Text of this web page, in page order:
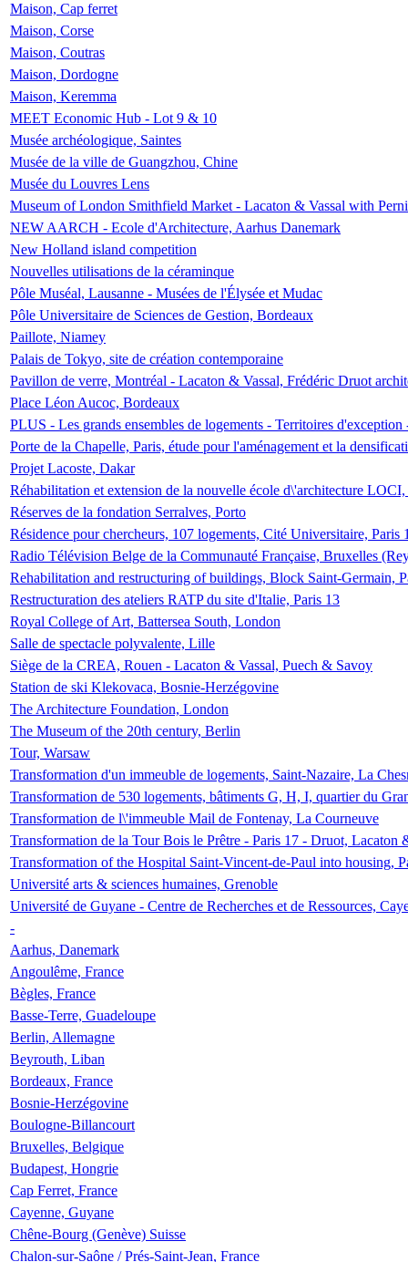
Maison, Cap ferret
Maison, Corse
Maison, Coutras
Maison, Dordogne
Maison, Keremma
MEET Economic Hub - Lot 9 & 10
Musée archéologique, Saintes
Musée de la ville de Guangzhou, Chine
Musée du Louvres Lens
Museum of London Smithfield Market - Lacaton & Vassal with
NEW AARCH - Ecole d'Architecture, Aarhus Danemark
New Holland island competition
Nouvelles utilisations de la céraminque
Pôle Muséal, Lausanne - Musées de l'Élysée et Mudac
Pôle Universitaire de Sciences de Gestion, Bordeaux
Paillote, Niamey
Palais de Tokyo, site de création contemporaine
Pavillon de verre, Montréal - Lacaton & Vassal, Frédéric Druot
Place Léon Aucoc, Bordeaux
PLUS - Les grands ensembles de logements - Territoires
Porte de la Chapelle, Paris, étude pour l'aménagement et la
Projet Lacoste, Dakar
Réhabilitation et extension de la nouvelle école d\'architecture
Réserves de la fondation Serralves, Porto
Résidence pour chercheurs, 107 logements, Cité Universitaire, Paris
Radio Télévision Belge de la Communauté Française, Bruxelles
Rehabilitation and restructuring of buildings, Block Saint-Germain,
Restructuration des ateliers RATP du site d'Italie, Paris 13
Royal College of Art, Battersea South, London
Salle de spectacle polyvalente, Lille
Siège de la CREA, Rouen - Lacaton & Vassal, Puech & Savoy
Station de ski Klekovaca, Bosnie-Herzégovine
The Architecture Foundation, London
The Museum of the 20th century, Berlin
Tour, Warsaw
Transformation d'un immeuble de logements, Saint-Nazaire, La
Transformation de 530 logements, bâtiments G, H, I, quartier du
Transformation de l\'immeuble Mail de Fontenay, La Courneuve
Transformation de la Tour Bois le Prêtre - Paris 17 - Druot, Lacaton
Transformation of the Hospital Saint-Vincent-de-Paul into housing,
Université arts & sciences humaines, Grenoble
Université de Guyane - Centre de Recherches et de Ressources,
-
Aarhus, Danemark
Angoulême, France
Bègles, France
Basse-Terre, Guadeloupe
Berlin, Allemagne
Beyrouth, Liban
Bordeaux, France
Bosnie-Herzégovine
Boulogne-Billancourt
Bruxelles, Belgique
Budapest, Hongrie
Cap Ferret, France
Cayenne, Guyane
Chêne-Bourg (Genève) Suisse
Chalon-sur-Saône / Prés-Saint-Jean, France